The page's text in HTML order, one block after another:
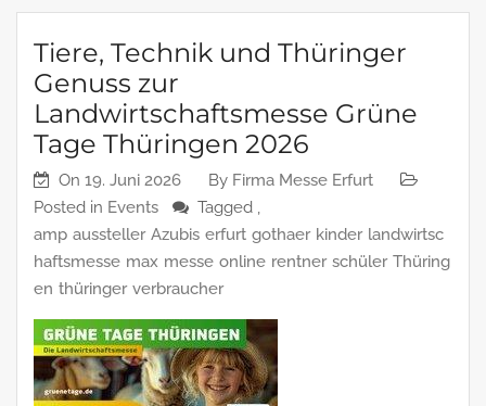
Tiere, Technik und Thüringer
Genuss zur
Landwirtschaftsmesse Grüne
Tage Thüringen 2026
On 19. Juni 2026 By Firma Messe Erfurt
Posted in Events
Tagged ,
amp aussteller Azubis erfurt gothaer kinder landwirtsc
haftsmesse max messe online rentner schüler Thüring
en thüringer verbraucher